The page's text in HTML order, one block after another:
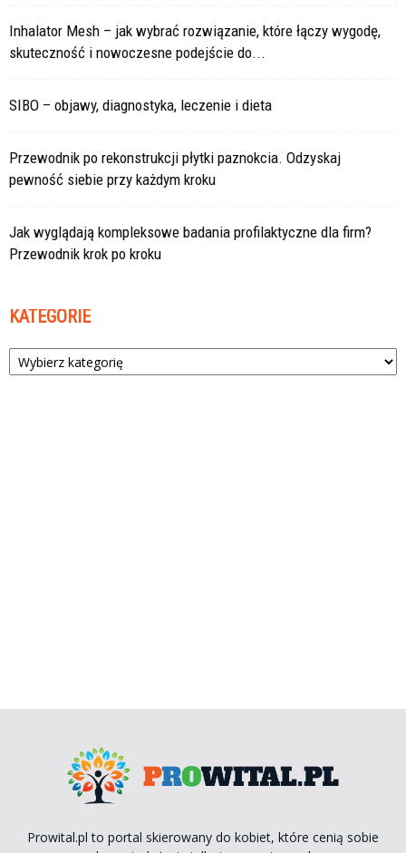
Inhalator Mesh – jak wybrać rozwiązanie, które łączy wygodę,
skuteczność i nowoczesne podejście do...
SIBO – objawy, diagnostyka, leczenie i dieta
Przewodnik po rekonstrukcji płytki paznokcia. Odzyskaj
pewność siebie przy każdym kroku
Jak wyglądają kompleksowe badania profilaktyczne dla firm?
Przewodnik krok po kroku
KATEGORIE
Kategorie
Prowital.pl to portal skierowany do kobiet, które cenią sobie